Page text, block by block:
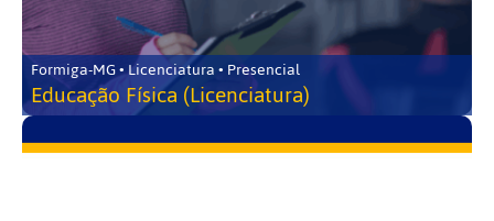
Formiga-MG • Licenciatura • Presencial
Educação Física (Licenciatura)